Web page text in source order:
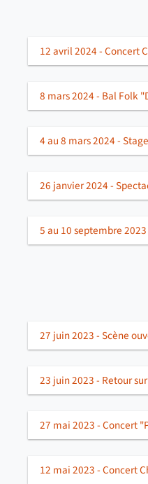
12 avril 2024 - Concert
8 mars 2024 - Bal Folk
4 au 8 mars 2024 -
26 janvier 2024 -
5 au 10 septembre
27 juin 2023 - Scène
23 juin 2023 - Retour
27 mai 2023 - Concert
12 mai 2023 - Concert